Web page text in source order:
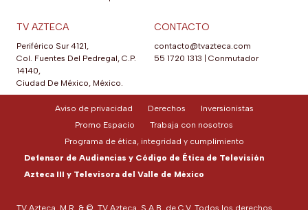
TV AZTECA
Periférico Sur 4121,
Col. Fuentes Del Pedregal, C.P.
14140,
Ciudad De México, México.
CONTACTO
contacto@tvazteca.com
55 1720 1313
Conmutador
TV Azteca, M.R. & ©, TV Azteca, S.A.B. de C.V. Todos los derechos
Aviso de privacidad Derechos
Inversionistas
Promo Espacio
Trabaja con nosotros
Programa de ética, integridad y cumplimiento
Defensor de Audiencias y Código de Ética de Televisión
Azteca III y Televisora del Valle de México